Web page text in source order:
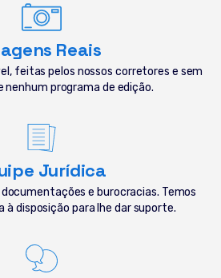
Reais
feitas pelos nossos corretores e sem
nenhum programa de edição.
Jurídica
e burocracias. Temos
à disposição para lhe dar suporte.